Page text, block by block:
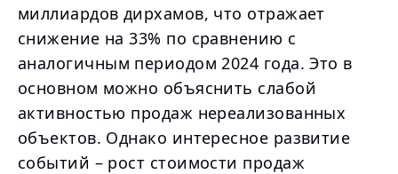
миллиардов дирхамов, что отражает
снижение на 33% по сравнению с
аналогичным периодом 2024 года. Это в
основном можно объяснить слабой
активностью продаж нереализованных
объектов. Однако интересное развитие
событий – рост стоимости продаж